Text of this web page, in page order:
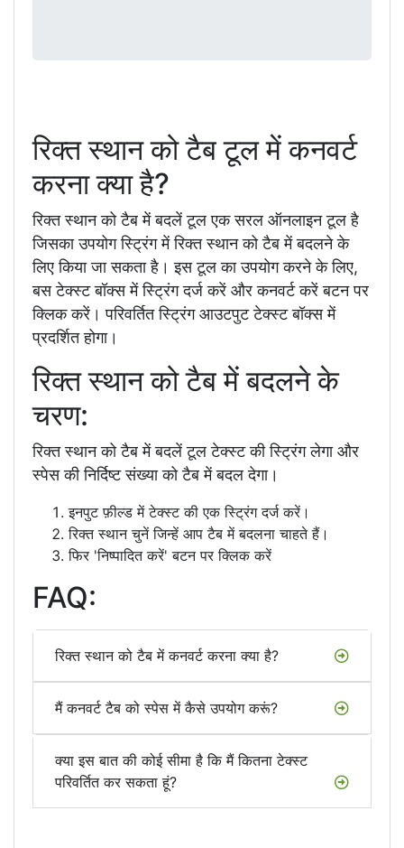
रिक्त स्थान को टैब टूल में कनवर्ट
करना क्या है?
रिक्त स्थान को टैब में बदलें टूल एक सरल ऑनलाइन टूल है
जिसका उपयोग स्ट्रिंग में रिक्त स्थान को टैब में बदलने के
लिए किया जा सकता है। इस टूल का उपयोग करने के लिए,
बस टेक्स्ट बॉक्स में स्ट्रिंग दर्ज करें और कनवर्ट करें बटन पर
क्लिक करें। परिवर्तित स्ट्रिंग आउटपुट टेक्स्ट बॉक्स में
प्रदर्शित होगा।
रिक्त स्थान को टैब में बदलने के
चरण:
रिक्त स्थान को टैब में बदलें टूल टेक्स्ट की स्ट्रिंग लेगा और
स्पेस की निर्दिष्ट संख्या को टैब में बदल देगा।
इनपुट फ़ील्ड में टेक्स्ट की एक स्ट्रिंग दर्ज करें।
रिक्त स्थान चुनें जिन्हें आप टैब में बदलना चाहते हैं।
फिर 'निष्पादित करें' बटन पर क्लिक करें
FAQ:
रिक्त स्थान को टैब में कनवर्ट करना क्या है?
मैं कनवर्ट टैब को स्पेस में कैसे उपयोग करूं?
क्या इस बात की कोई सीमा है कि मैं कितना टेक्स्ट
परिवर्तित कर सकता हूं?